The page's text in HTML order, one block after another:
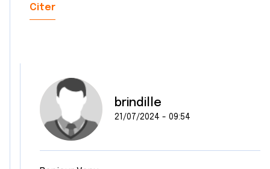
Citer
brindille
21/07/2024 - 09:54